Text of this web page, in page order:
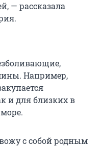
— рассказала
Например,
и для близких в
с собой родным